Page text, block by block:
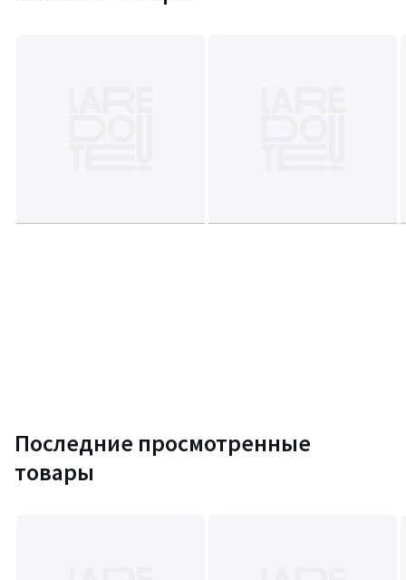
Последние просмотренные
товары